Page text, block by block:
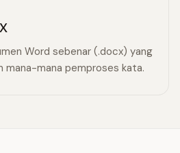
Word sebenar (.docx) yang
mana-mana pemproses kata.